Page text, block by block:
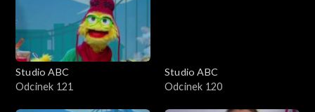
Studio ABC
Odcinek 121
Studio ABC
Odcinek 120